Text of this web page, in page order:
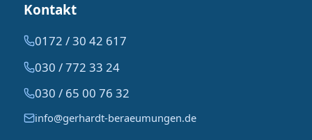
Kontakt
0172 / 30 42 617
030 / 772 33 24
030 / 65 00 76 32
info@gerhardt-beraeumungen.de